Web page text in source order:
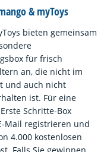
& myToys
bieten gemeinsam
für frisch
an, die nicht im
und auch nicht
ist. Für eine
Schritte-Box
Mail registrieren und
4.000 kostenlosen